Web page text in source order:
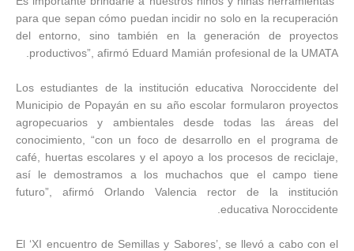
para que sepan cómo puedan incidir no solo en la recuperación
del entorno, sino también en la generación de proyectos
productivos”, afirmó Eduard Mamián profesional de la UMATA.
Los estudiantes de la institución educativa Noroccidente del
Municipio de Popayán en su año escolar formularon proyectos
agropecuarios y ambientales desde todas las áreas del
conocimiento, “con un foco de desarrollo en el programa de
café, huertas escolares y el apoyo a los procesos de reciclaje,
así le demostramos a los muchachos que el campo tiene
futuro”, afirmó Orlando Valencia rector de la institución
educativa Noroccidente.
El ‘XI encuentro de Semillas y Sabores’, se llevó a cabo con el